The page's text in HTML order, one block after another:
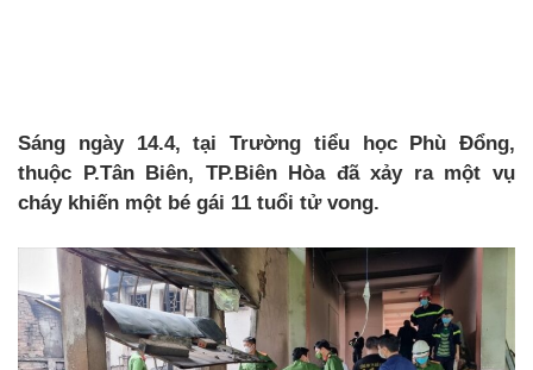
Sáng ngày 14.4, tại Trường tiểu học Phù Đổng,
thuộc P.Tân Biên, TP.Biên Hòa đã xảy ra một vụ
cháy khiến một bé gái 11 tuổi tử vong.